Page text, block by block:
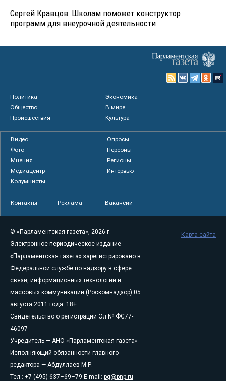
Сергей Кравцов: Школам поможет конструктор
программ для внеурочной деятельности
Политика
Экономика
Общество
В мире
Происшествия
Культура
Видео
Опросы
Фото
Персоны
Мнения
Регионы
Медиацентр
Интервью
Колумнисты
Контакты Реклама Вакансии
© «Парламентская газета», 2026 г.
Электронное периодическое издание
«Парламентская газета» зарегистрировано в
Федеральной службе по надзору в сфере
связи, информационных технологий и
массовых коммуникаций (Роскомнадзор) 05
августа 2011 года. 18+
Свидетельство о регистрации Эл № ФС77-
46097
Учредитель — АНО «Парламентская газета»
Исполняющий обязанности главного
редактора — Абдуллаев М.Р.
Тел.: +7 (495) 637–69–79 E-mail: pg@pnp.ru
Карта сайта